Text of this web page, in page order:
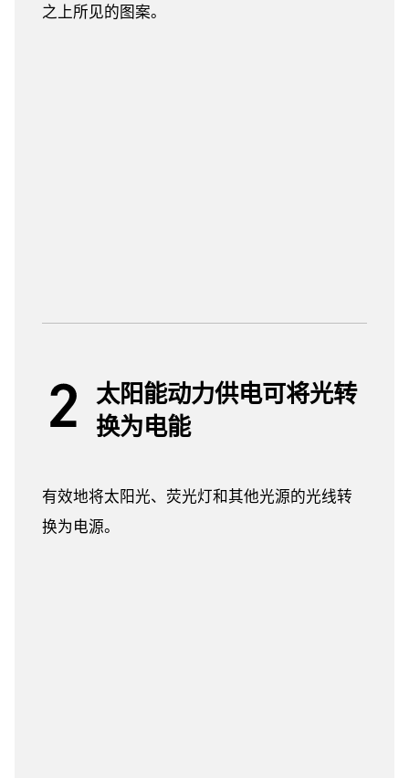
之上所见的图案。
太阳能动力供电可将光转
换为电能
有效地将太阳光、荧光灯和其他光源的光线转
换为电源。